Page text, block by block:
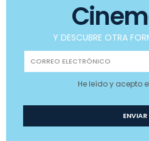
Y DESCUBRE OTRA
He leído y acepto el